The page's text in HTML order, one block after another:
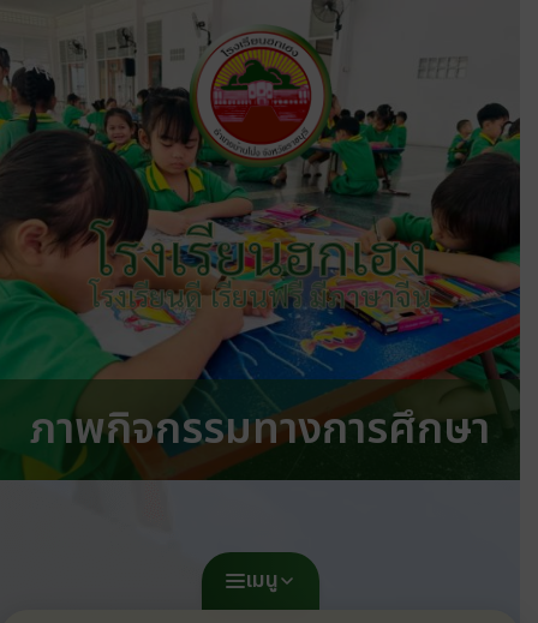
โรงเรียนฮกเฮง
โรงเรียนดี เรียนฟรี มีภาษาจีน
ภาพกิจกรรมทางการศึกษา
เมนู